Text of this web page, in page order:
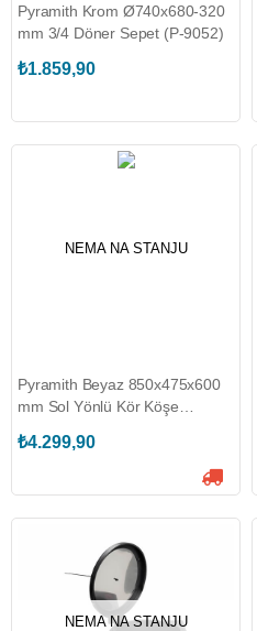
Pyramith Krom Ø740x680-320
mm 3/4 Döner Sepet (P-9052)
₺1.859,90
NEMA NA STANJU
Pyramith Beyaz 850x475x600
mm Sol Yönlü Kör Köşe
₺4.299,90
NEMA NA STANJU